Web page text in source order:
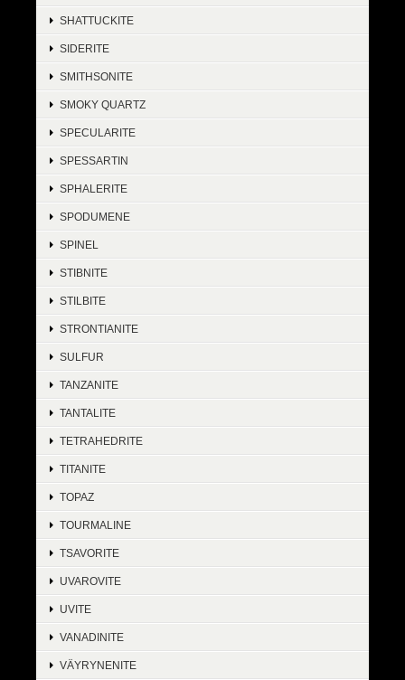
SHATTUCKITE
SIDERITE
SMITHSONITE
SMOKY QUARTZ
SPECULARITE
SPESSARTIN
SPHALERITE
SPODUMENE
SPINEL
STIBNITE
STILBITE
STRONTIANITE
SULFUR
TANZANITE
TANTALITE
TETRAHEDRITE
TITANITE
TOPAZ
TOURMALINE
TSAVORITE
UVAROVITE
UVITE
VANADINITE
VÄYRYNENITE